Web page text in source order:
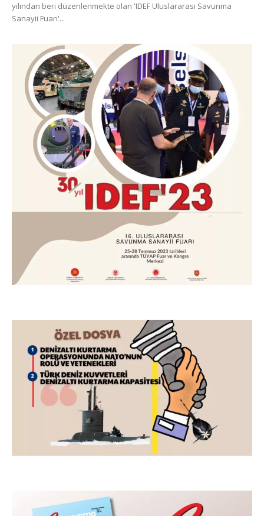
yılından beri düzenlenmekte olan 'IDEF Uluslararası Savunma
Sanayii Fuarı'...